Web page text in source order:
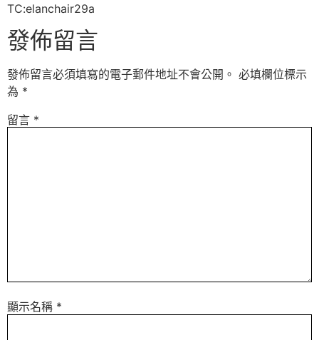
TC:elanchair29a
發佈留言
發佈留言必須填寫的電子郵件地址不會公開。 必填欄位標示
為 *
留言 *
顯示名稱 *